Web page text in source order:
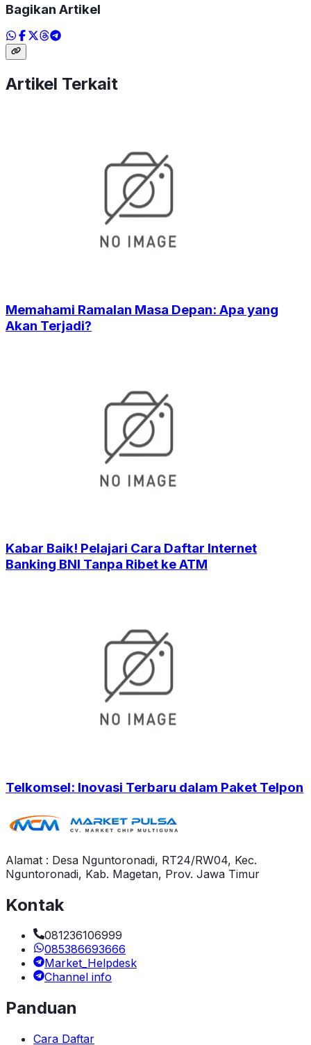
Bagikan Artikel
Artikel Terkait
Memahami Ramalan Masa Depan: Apa yang
Akan Terjadi?
Kabar Baik! Pelajari Cara Daftar Internet
Banking BNI Tanpa Ribet ke ATM
Telkomsel: Inovasi Terbaru dalam Paket Telpon
Alamat : Desa Nguntoronadi, RT24/RW04, Kec.
Nguntoronadi, Kab. Magetan, Prov. Jawa Timur
Kontak
081236106999
085386693666
Market_Helpdesk
Channel info
Panduan
Cara Daftar